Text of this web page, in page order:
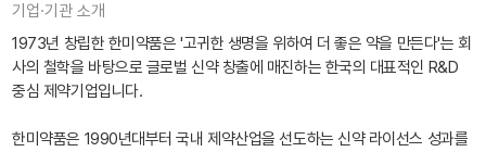
기업·기관 소개
1973년 창립한 한미약품은 '고귀한 생명을 위하여 더 좋은 약을 만든다'는 회
사의 철학을 바탕으로 글로벌 신약 창출에 매진하는 한국의 대표적인 R&D
중심 제약기업입니다.
한미약품은 1990년대부터 국내 제약산업을 선도하는 신약 라이선스 성과를